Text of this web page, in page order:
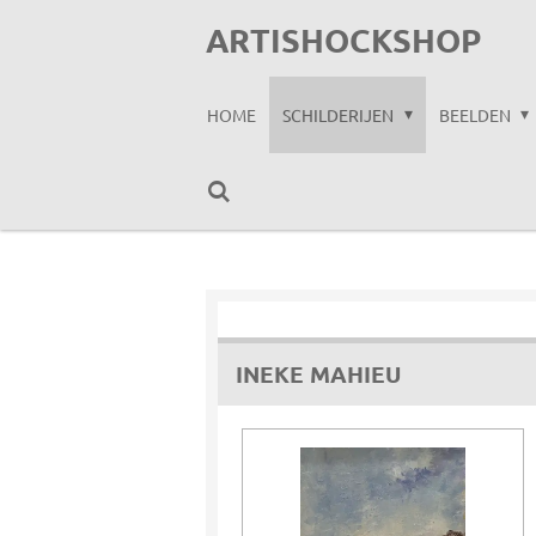
ARTISHOCKSHOP
HOME SCHILDERIJEN BEELDEN
INEKE MAHIEU